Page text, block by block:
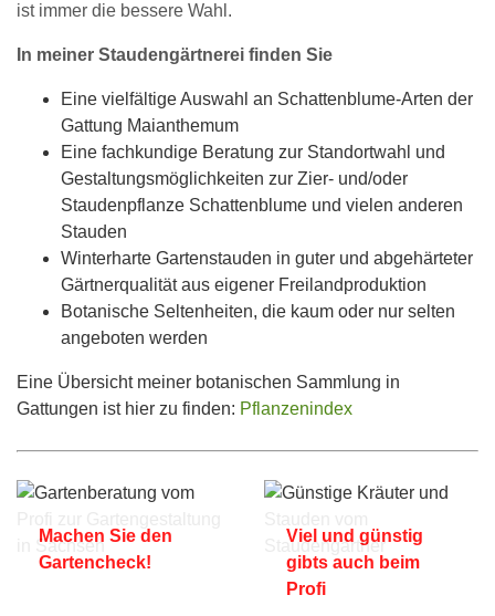
ist immer die bessere Wahl.
In meiner Staudengärtnerei finden Sie
Eine vielfältige Auswahl an Schattenblume-Arten der
Gattung Maianthemum
Eine fachkundige Beratung zur Standortwahl und
Gestaltungsmöglichkeiten zur Zier- und/oder
Staudenpflanze Schattenblume und vielen anderen
Stauden
Winterharte Gartenstauden in guter und abgehärteter
Gärtnerqualität aus eigener Freilandproduktion
Botanische Seltenheiten, die kaum oder nur selten
angeboten werden
Eine Übersicht meiner botanischen Sammlung in
Gattungen ist hier zu finden: Pflanzenindex
Machen Sie den
Gartencheck!
Viel und günstig
gibts auch beim
Profi